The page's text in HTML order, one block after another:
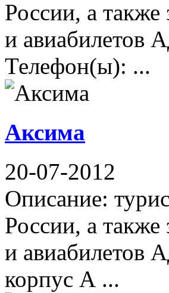
России, а
и авиабилетов
Телефон(ы): ...
Аксима
20-07-2012
Описание:
России, а
и авиабилетов
корпус А ...